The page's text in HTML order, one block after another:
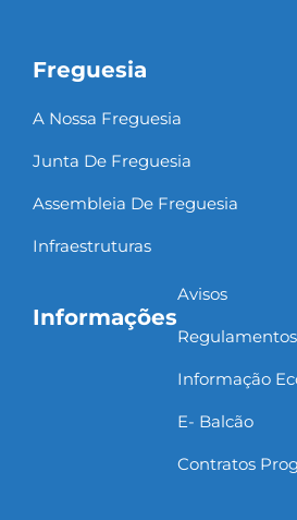
Freguesia
A Nossa Freguesia
Junta De Freguesia
Assembleia De Freguesia
Infraestruturas
Informações
Avisos
Regulamentos
Informação
E- Balcão
Contratos